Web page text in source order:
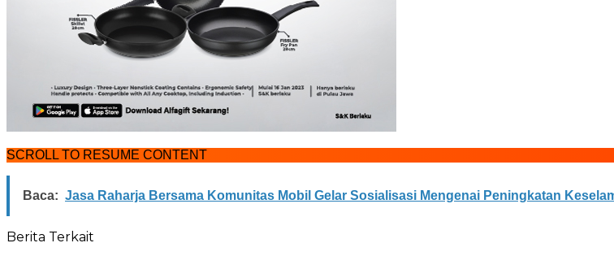
SCROLL TO RESUME CONTENT
Baca: Jasa Raharja Bersama Komunitas Mobil Gelar Sosialisasi Mengenai Peningkatan
Berita Terkait